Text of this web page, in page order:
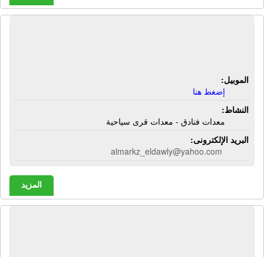
الموبيل:
إضغط هنا
النشاط:
معدات فنادق - معدات قرى سياحية
البريد الإلكترونى:
almarkz_eldawly@yahoo.com
المزيد